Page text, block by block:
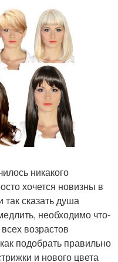
никакого
хочется новизны в
сказать душа
необходимо что-
возрастов
подобрать правильно
и нового цвета